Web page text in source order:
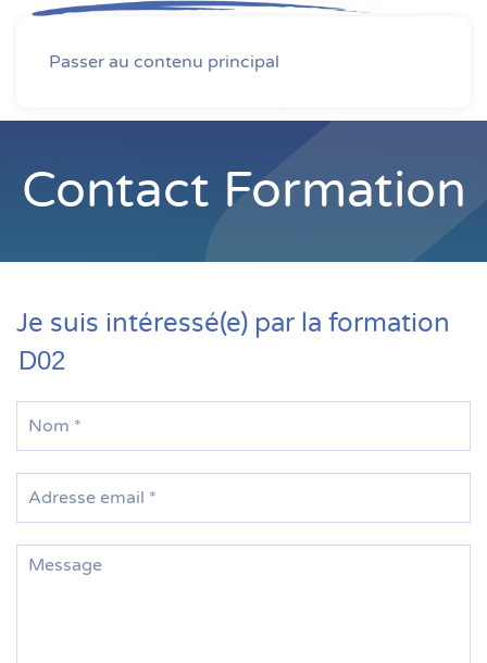
Passer au contenu principal
Contact Formation
Je suis intéressé(e) par la formation